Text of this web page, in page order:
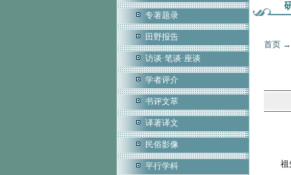
专著题录
田野报告
访谈·笔谈·座谈
学者评介
书评文萃
译著译文
民俗影像
平行学科
首页→
祖